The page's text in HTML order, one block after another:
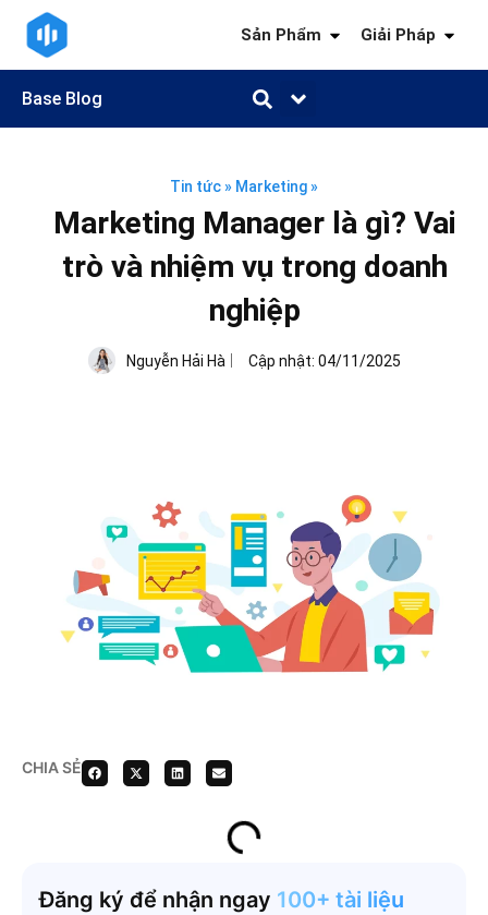
Sản Phẩm Giải Pháp
Base Blog
Tin tức» Marketing»
Marketing Manager là gì? Vai
trò và nhiệm vụ trong doanh
nghiệp
Nguyễn Hải Hà Cập nhật: 04/11/2025
CHIA SẺ
Đăng ký để nhận ngay 100+ tài liệu